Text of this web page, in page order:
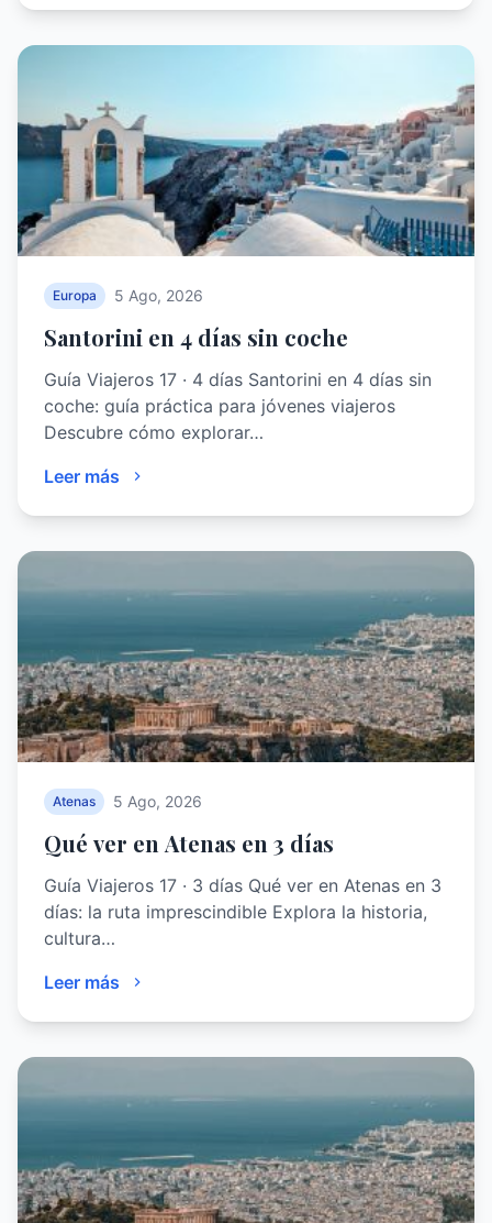
Europa 5 Ago, 2026
Santorini en 4 días sin coche
Guía Viajeros 17 · 4 días Santorini en 4 días sin
coche: guía práctica para jóvenes viajeros
Descubre cómo explorar…
Leer más
Atenas 5 Ago, 2026
Qué ver en Atenas en 3 días
Guía Viajeros 17 · 3 días Qué ver en Atenas en 3
días: la ruta imprescindible Explora la historia,
cultura…
Leer más